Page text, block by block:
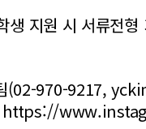
지원 시 서류전형
(02-970-9217,
https://